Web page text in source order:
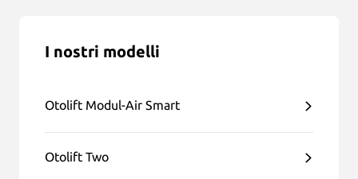
I nostri modelli
Otolift Modul-Air Smart
Otolift Two